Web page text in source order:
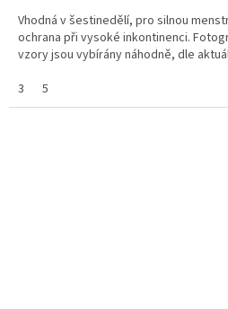
Vhodná v šestinedělí, pro silnou
ochrana při vysoké inkontinenci.
vzory jsou vybírány náhodně, dle
3
5